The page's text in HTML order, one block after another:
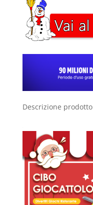
Descrizione prodotto